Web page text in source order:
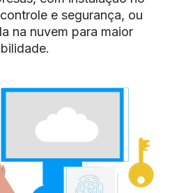
e segurança, ou
na nuvem para maior